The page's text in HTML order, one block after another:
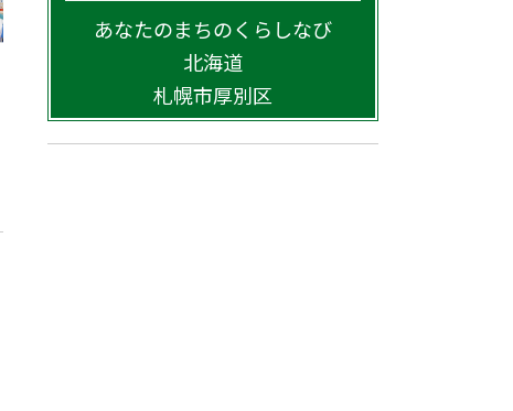
あなたのまちのくらしなび
北海道
札幌市厚別区